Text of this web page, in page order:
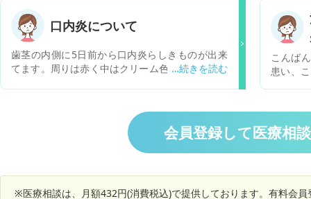
痛いです。 それ以外にはトイレが近く、検査しま
したが膀胱炎では、ありませんでした。 一応、採
血もしてるので、盲腸なら採血ででますか？ 盲腸
の可能性は、あるのでしょうか？
うです
るくら
りませ
うこと
身麻酔
ば避け
口内炎について
歯茎の内側に5日前から口内炎らしきものが出来
てます。周りは赤く中はクリーム色で黄色味がか
という違和感ぐらいでしたが、いつも通りビタミ
ンb2を摂取してますが、大きさに変化はなく痛み
がないのが不気味です。なお、触っても痛くもな
くシコリもないです。 口内炎であれば、I〜2週間
態が5日続き段々不安になってきました。 因みに
寝不足は続いており出来た前日、当日は胃もたれ
こんば
患い、
変がみ
かかる
一昨年
性かし
会員登録して医療相
※医療相談は、月額432円(消費税込)で提供しております。有料会